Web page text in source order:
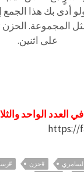
أدى بك هذا
المجموعة.
على اثنين.
العدد الواحد
https://
#حزن